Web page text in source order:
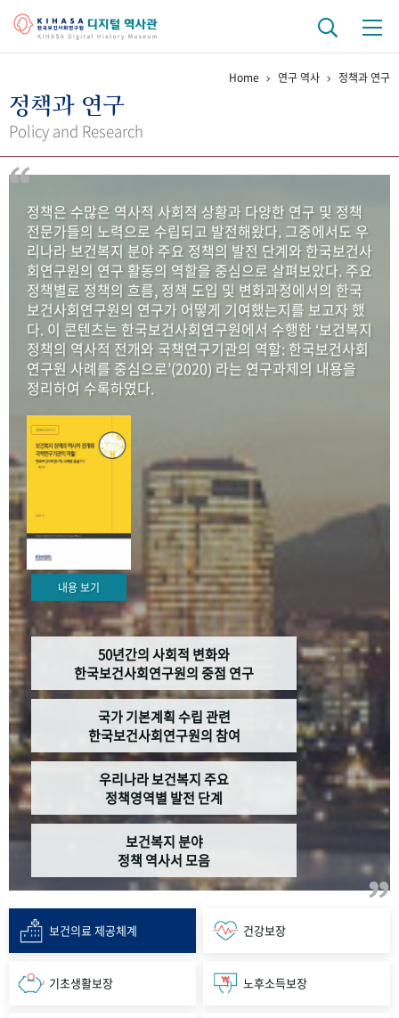
걸어온 길 기관 변천사
연구 역사
정책과 연구 키워드로 보는 연구 역사
연구자들
간행물 변천사
기록물 아카이브
사진 아카이브 문서 기록물 행정박물 영상 기록물
50+1주년 기념
성과 50선 숫자로 보는 50년
세계와 함께 한 KIHASA
VR 역사관
Home 연구 역사 정책과 연구
정책과 연구
Policy and Research
정책은 수많은 역사적 사회적 상황과 다양한 연구 및 정책
전문가들의 노력으로 수립되고 발전해왔다. 그중에서도 우
리나라 보건복지 분야 주요 정책의 발전 단계와 한국보건사
회연구원의 연구 활동의 역할을 중심으로 살펴보았다. 주요
정책별로 정책의 흐름, 정책 도입 및 변화과정에서의 한국
보건사회연구원의 연구가 어떻게 기여했는지를 보고자 했
다. 이 콘텐츠는 한국보건사회연구원에서 수행한 ‘보건복지
정책의 역사적 전개와 국책연구기관의 역할: 한국보건사회
연구원 사례를 중심으로’(2020) 라는 연구과제의 내용을
정리하여 수록하였다.
내용 보기
50년간의 사회적 변화와
한국보건사회연구원의 중점 연구
국가 기본계획 수립 관련
한국보건사회연구원의 참여
우리나라 보건복지 주요
정책영역별 발전 단계
보건복지 분야
정책 역사서 모음
보건의료 제공체계 건강보장
기초생활보장 노후소득보장